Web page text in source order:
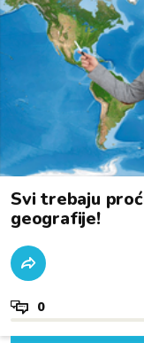
Svi trebaju
geografije!
0